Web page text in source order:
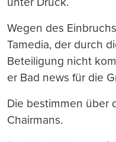
Wegen des
Tamedia, der durch
Beteiligung nicht
er Bad news für die
Die bestimmen über
Chairmans.